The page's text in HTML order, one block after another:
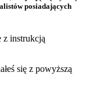
posiadających
z instrukcją
się z powyższą